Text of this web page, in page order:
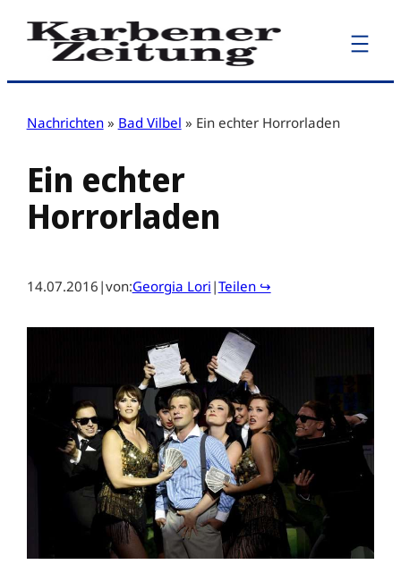
Zum
Inhalt
Nachrichten » Bad Vilbel » Ein echter Horrorladen
Ein echter
Horrorladen
14.07.2016 |von:Georgia Lori |Teilen ↪